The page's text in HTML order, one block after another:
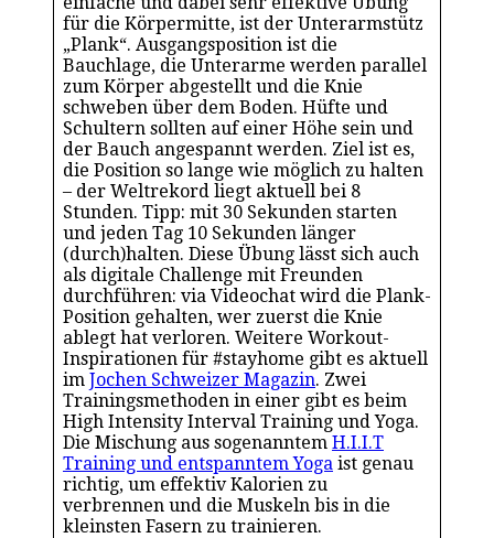
für die Körpermitte, ist der Unterarmstütz
„Plank“. Ausgangsposition ist die
Bauchlage, die Unterarme werden parallel
zum Körper abgestellt und die Knie
schweben über dem Boden. Hüfte und
Schultern sollten auf einer Höhe sein und
der Bauch angespannt werden. Ziel ist es,
die Position so lange wie möglich zu halten
– der Weltrekord liegt aktuell bei 8
Stunden. Tipp: mit 30 Sekunden starten
und jeden Tag 10 Sekunden länger
(durch)halten. Diese Übung lässt sich auch
als digitale Challenge mit Freunden
durchführen: via Videochat wird die Plank-
Position gehalten, wer zuerst die Knie
ablegt hat verloren. Weitere Workout-
Inspirationen für #stayhome gibt es aktuell
im Jochen Schweizer Magazin. Zwei
Trainingsmethoden in einer gibt es beim
High Intensity Interval Training und Yoga.
Die Mischung aus sogenanntem H.I.I.T
Training und entspanntem Yoga ist genau
richtig, um effektiv Kalorien zu
verbrennen und die Muskeln bis in die
kleinsten Fasern zu trainieren.